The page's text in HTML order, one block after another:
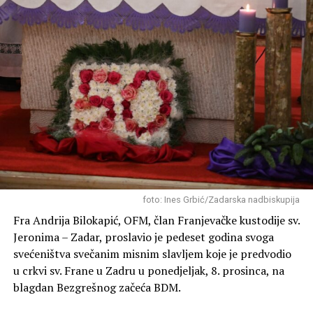
foto: Ines Grbić/Zadarska nadbiskupija
Fra Andrija Bilokapić, OFM, član Franjevačke kustodije sv.
Jeronima – Zadar, proslavio je pedeset godina svoga
svećeništva svečanim misnim slavljem koje je predvodio
u crkvi sv. Frane u Zadru u ponedjeljak, 8. prosinca, na
blagdan Bezgrešnog začeća BDM.